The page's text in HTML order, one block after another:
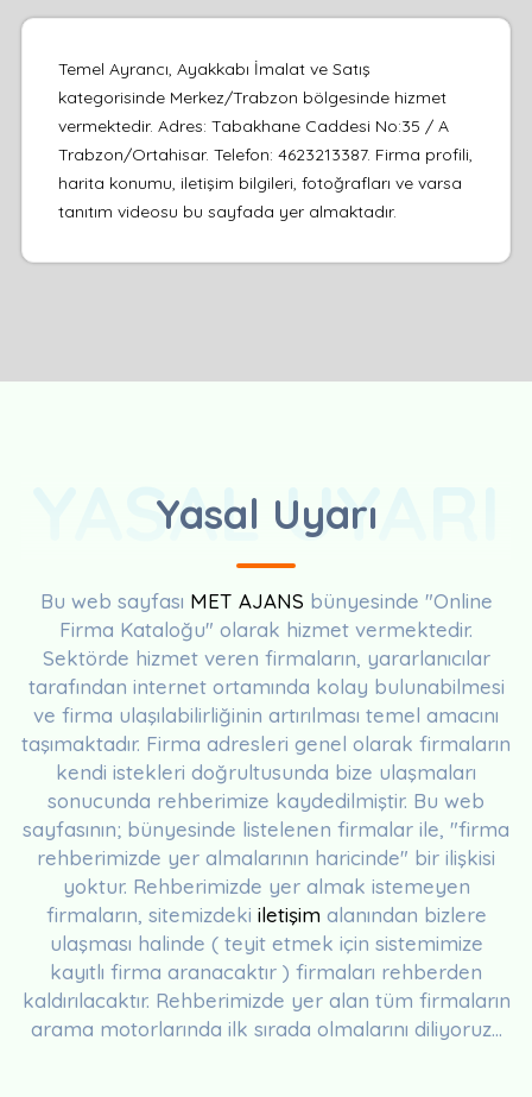
Temel Ayrancı, Ayakkabı İmalat ve Satış
kategorisinde Merkez/Trabzon bölgesinde hizmet
vermektedir. Adres: Tabakhane Caddesi No:35 / A
Trabzon/Ortahisar. Telefon: 4623213387. Firma profili,
harita konumu, iletişim bilgileri, fotoğrafları ve varsa
tanıtım videosu bu sayfada yer almaktadır.
Yasal Uyarı
YASAL UYARI
Bu web sayfası MET AJANS bünyesinde "Online
Firma Kataloğu" olarak hizmet vermektedir.
Sektörde hizmet veren firmaların, yararlanıcılar
tarafından internet ortamında kolay bulunabilmesi
ve firma ulaşılabilirliğinin artırılması temel amacını
taşımaktadır. Firma adresleri genel olarak firmaların
kendi istekleri doğrultusunda bize ulaşmaları
sonucunda rehberimize kaydedilmiştir. Bu web
sayfasının; bünyesinde listelenen firmalar ile, "firma
rehberimizde yer almalarının haricinde" bir ilişkisi
yoktur. Rehberimizde yer almak istemeyen
firmaların, sitemizdeki iletişim alanından bizlere
ulaşması halinde ( teyit etmek için sistemimize
kayıtlı firma aranacaktır ) firmaları rehberden
kaldırılacaktır. Rehberimizde yer alan tüm firmaların
arama motorlarında ilk sırada olmalarını diliyoruz...